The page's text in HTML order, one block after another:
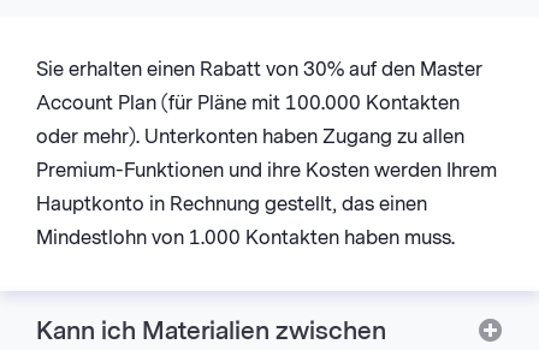
Sie erhalten einen Rabatt von 30% auf den Master
Account Plan (für Pläne mit 100.000 Kontakten
oder mehr). Unterkonten haben Zugang zu allen
Premium-Funktionen und ihre Kosten werden Ihrem
Hauptkonto in Rechnung gestellt, das einen
Mindestlohn von 1.000 Kontakten haben muss.
Kann ich Materialien zwischen